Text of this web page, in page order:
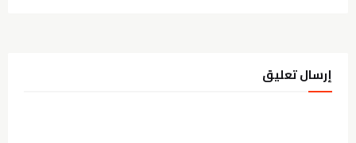
إرسال تعليق